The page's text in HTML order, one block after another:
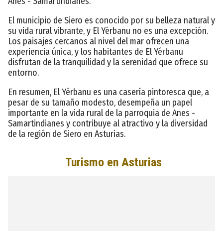
El municipio de Siero es conocido por su belleza natural y
su vida rural vibrante, y El Yérbanu no es una excepción.
Los paisajes cercanos al nivel del mar ofrecen una
experiencia única, y los habitantes de El Yérbanu
disfrutan de la tranquilidad y la serenidad que ofrece su
entorno.
En resumen, El Yérbanu es una casería pintoresca que, a
pesar de su tamaño modesto, desempeña un papel
importante en la vida rural de la parroquia de Anes -
Samartindianes y contribuye al atractivo y la diversidad
de la región de Siero en Asturias.